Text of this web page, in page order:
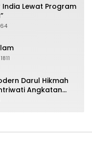
Lewat Program
1811
Darul Hikmah
Angkatan